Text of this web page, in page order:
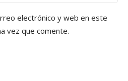
electrónico y web en este
vez que comente.